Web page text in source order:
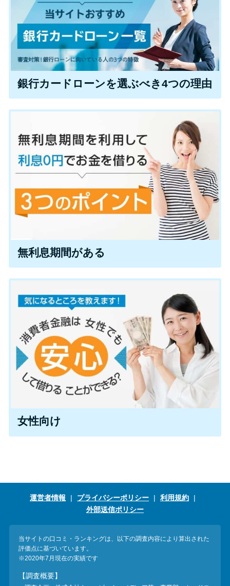
無利息期間を利用して利息0円で
お金を借りる3つのポイント
種類・特徴別一覧
その他コラム
今月の家賃払えない…2ヵ月目に
は解決しないと危険な理由と対
処法3つ
家賃払えないが強制退去は避け
たい…市役所に相談より賢い方
法2選
街金とは？絶対審査通る？借金
に悩む人へ街金をおすすめしな
質屋でお金を借りるには？年利
やシステムをカードローンと比
未成年でもお金を借りられる？
学生がお金を借りる方法があ
る？
へのバレにくさや将来への影響
ソフト闇金とは？悪質な手口に
は要注意！
090金融（闇金）からお金を借り
てはいけない理由と借りた場合
の対処法
銀行カードローンを選ぶべき4つの理由
無利息期間がある
女性向け
運営者情報 プライバシーポリシー
利用規約
外部送信ポリシー
当サイトの口コミ・ランキングは、以下の調査内容により算出された
評価点に基づいています。
※2020年7月現在の実績です
【調査概要】